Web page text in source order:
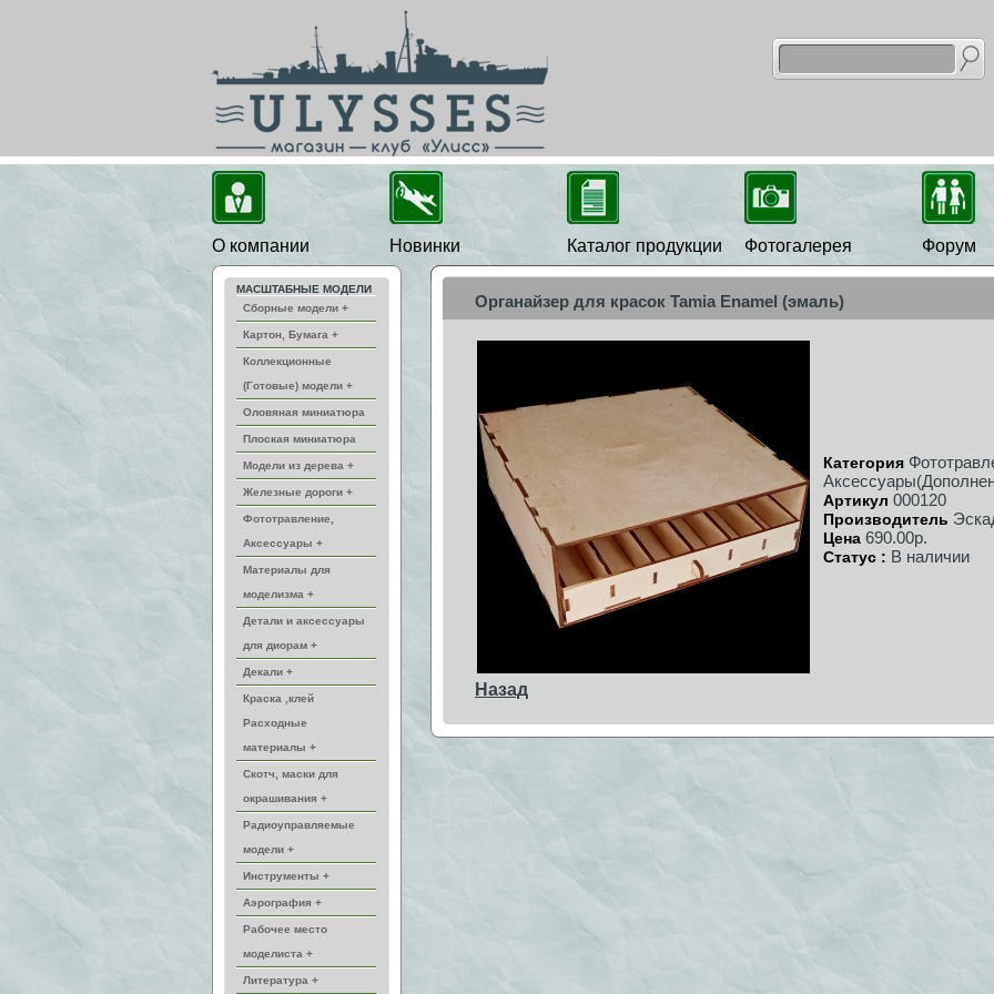
О компании Новинки Каталог продукции Фотогалерея Форум
МАСШТАБНЫЕ МОДЕЛИ
Сборные модели +
Картон, Бумага +
Коллекционные
(Готовые) модели +
Оловяная миниатюра
Плоская миниатюра
Модели из дерева +
Железные дороги +
Фототравление,
Аксессуары +
Материалы для
моделизма +
Детали и аксессуары
для диорам +
Декали +
Краска ,клей
Расходные
материалы +
Скотч, маски для
окрашивания +
Радиоуправляемые
модели +
Инструменты +
Аэрография +
Рабочее место
моделиста +
Литература +
Органайзер для красок Tamia Enamel (эмаль)
Категория
Артикул 000120
Производитель
Цена 690.00р.
Статус : В наличии
Назад